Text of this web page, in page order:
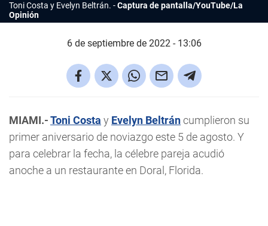
Toni Costa y Evelyn Beltrán.
Captura de pantalla/YouTube/La
Opinión
6 de septiembre de 2022 - 13:06
MIAMI.-Toni Costa y Evelyn Beltráncumplieron su
primer aniversario de noviazgo este 5 de agosto. Y
para celebrar la fecha, la célebre pareja acudió
anoche a un restaurante en Doral, Florida.